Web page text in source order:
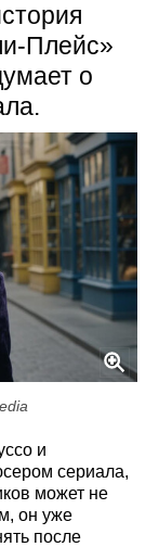
Плейс»
о
и
сериала,
может не
он уже
после